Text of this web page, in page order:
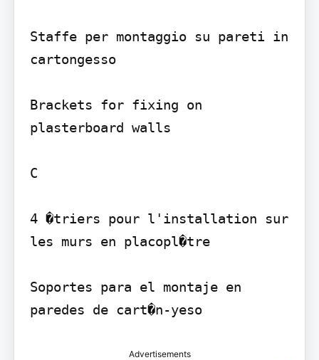
Staffe per montaggio su pareti in
cartongesso
Brackets for fixing on
plasterboard walls
C
4 �triers pour l'installation sur
les murs en placopl�tre
Soportes para el montaje en
paredes de cart�n-yeso
Advertisements